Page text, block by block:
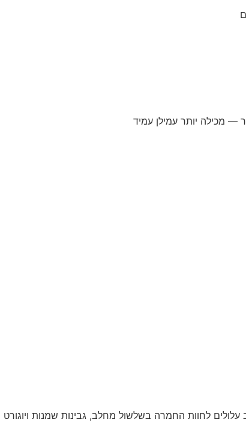
— מכילה יותר עמילן עמיד
לחוות החמרה בשלשול מחלב, גבינות שמנות ויוגורט